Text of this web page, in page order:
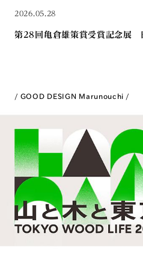
2026.05.28
第28回亀倉雄策賞受賞記念展
GOOD DESIGN Marunouchi